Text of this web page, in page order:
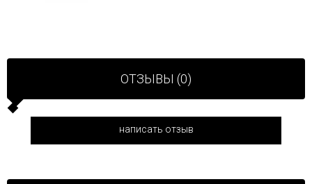
ОТЗЫВЫ (0)
написать отзыв